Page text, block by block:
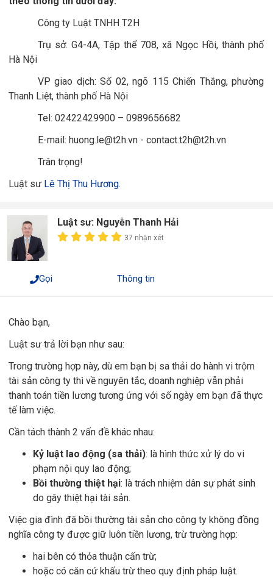
Công ty Luật TNHH T2H
Trụ sở: G4-4A, Tập thể 708, xã Ngọc Hồi, thành phố
Hà Nội
VP giao dịch: Số 02, ngõ 115 Chiến Thắng, phường
Thanh Liệt, thành phố Hà Nội
Tel: 02422429900 – 0989656682
E-mail: huong.le@t2h.vn - contact.t2h@t2h.vn
Trân trọng!
Luật sư Lê Thị Thu Hương.
Luật sư: Nguyễn Thanh Hải
37 nhận xét
Gọi Thông tin
Chào bạn,
Luật sư trả lời bạn như sau:
Trong trường hợp này, dù em bạn bị sa thải do hành vi trộm
tài sản công ty thì về nguyên tắc, doanh nghiệp vẫn phải
thanh toán tiền lương tương ứng với số ngày em bạn đã thực
tế làm việc.
Cần tách thành 2 vấn đề khác nhau:
Kỷ luật lao động (sa thải): là hình thức xử lý do vi
phạm nội quy lao động;
Bồi thường thiệt hại: là trách nhiệm dân sự phát sinh
do gây thiệt hại tài sản.
Việc gia đình đã bồi thường tài sản cho công ty không đồng
nghĩa công ty được giữ luôn tiền lương, trừ trường hợp:
hai bên có thỏa thuận cấn trừ;
hoặc có căn cứ khấu trừ theo quy định pháp luật.